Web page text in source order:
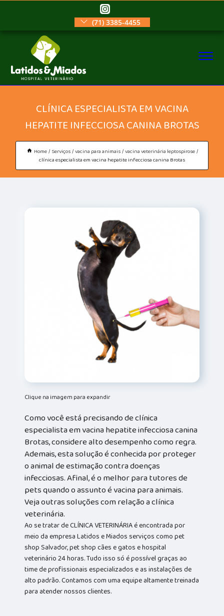
(71) 3385-4455
CLÍNICA ESPECIALISTA EM VACINA
HEPATITE INFECCIOSA CANINA BROTAS
Home Serviços vacina para animais vacina veterinária leptospirose
clínica especialista em vacina hepatite infecciosa canina Brotas
Clique na imagem para expandir
Como você está precisando de clínica
especialista em vacina hepatite infecciosa canina
Brotas, considere alto desempenho como regra.
Ademais, esta solução é conhecida por proteger
o animal de estimação contra doenças
infecciosas. Afinal, é o melhor para tutores de
pets quando o assunto é vacina para animais.
Veja outras soluções com relação a clínica
veterinária.
Ao se tratar de CLÍNICA VETERINÁRIA é encontrada por
meio da empresa Latidos e Miados serviços como pet
shop Salvador, pet shop cães e gatos e hospital
veterinário 24 horas. Tudo isso só é possível graças ao
time de profissionais especializados e as instalações de
alto padrão. Contamos com uma equipe altamente treinada
para atender nossos clientes.